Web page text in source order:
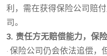
利，需在获得保险公司赔
司。
3. 责任方无赔偿能力，保
·保险公司仍会依法追偿，